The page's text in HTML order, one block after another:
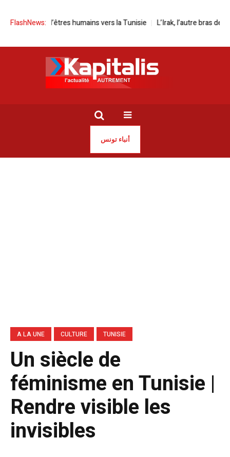
FlashNews:
d’êtres humains vers la Tunisie L’Irak, l’autre bras de fer entre
أنباء تونس
A LA UNE CULTURE TUNISIE
Un siècle de
féminisme en Tunisie |
Rendre visible les
invisibles